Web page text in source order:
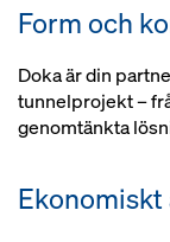
Form och
Doka är din
tunnelprojekt –
genomtänkta